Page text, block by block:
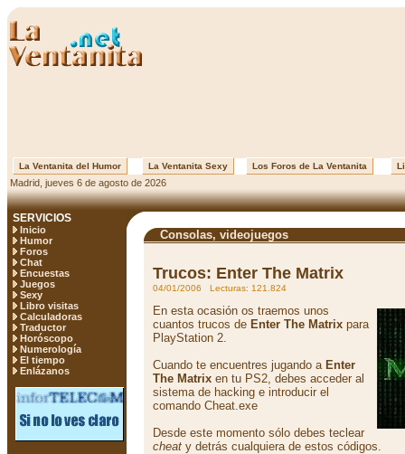
La Ventanita del Humor La Ventanita Sexy Los Foros de La Ventanita
Madrid, jueves 6 de agosto de 2026
SERVICIOS
Inicio
Humor
Foros
Chat
Encuestas
Juegos
Sexy
Libro visitas
Calculadoras
Traductor
Horóscopo
Numerología
El tiempo
Enlázanos
Consolas, videojuegos
Trucos: Enter The Matrix
04/01/2006 Lecturas: 121.824
En esta ocasión os traemos unos
cuantos trucos de Enter The Matrix para
PlayStation 2.
Cuando te encuentres jugando a Enter
The Matrix en tu PS2, debes acceder al
sistema de hacking e introducir el
comando Cheat.exe
Desde este momento sólo debes teclear
cheat y detrás cualquiera de estos códigos.